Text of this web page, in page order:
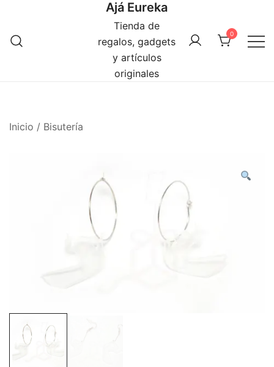
contenido
Ajá Eureka
Tienda de
regalos, gadgets
y artículos
originales
0
Inicio / Bisutería